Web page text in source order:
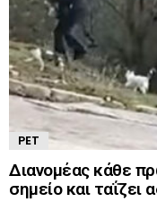
PET
Διανομέας κάθε
σημείο και ταΐζει